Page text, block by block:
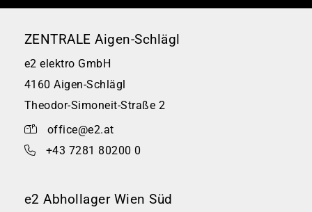
ZENTRALE Aigen-Schlägl
e2 elektro GmbH
4160 Aigen-Schlägl
Theodor-Simoneit-Straße 2
office@e2.at
+43 7281 80200 0
e2 Abhollager Wien Süd